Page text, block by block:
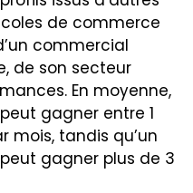
de commerce
commercial
de son secteur
En moyenne,
gagner entre 1
mois, tandis qu’un
gagner plus de 3